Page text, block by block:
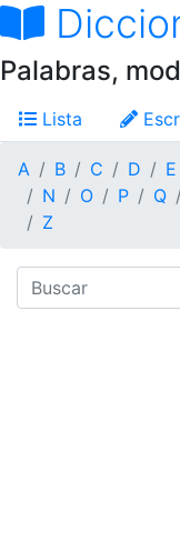
Palabras,
Lista
A B C D E
N
O P Q
Z